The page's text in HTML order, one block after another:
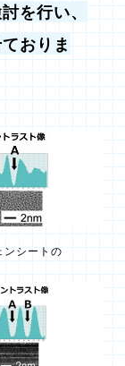
を行い、
おりま
シートの